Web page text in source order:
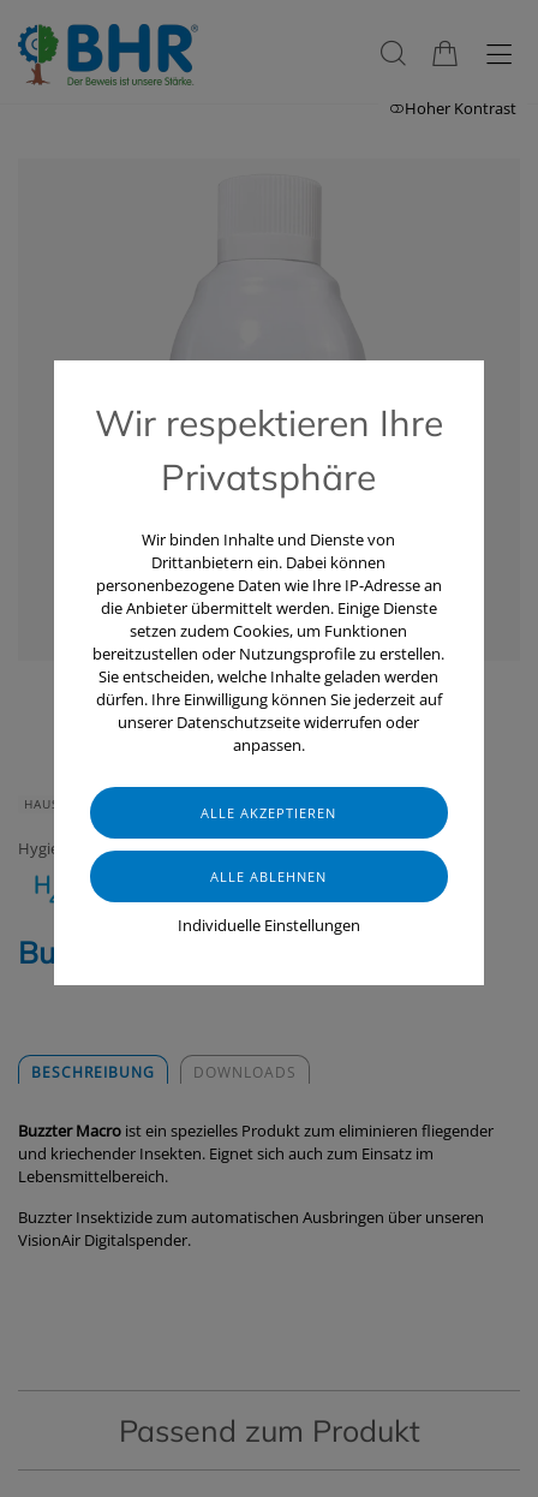
Hoher Kontrast
HAUS & HEIM
Hygiene 4 U
Buzzter Macro - Insektizide
BESCHREIBUNG DOWNLOADS
Buzzter Macro ist ein spezielles Produkt zum eliminieren fliegender
und kriechender Insekten. Eignet sich auch zum Einsatz im
Lebensmittelbereich.
Buzzter Insektizide zum automatischen Ausbringen über unseren
VisionAir Digitalspender.
Passend zum Produkt
Wir respektieren Ihre
Privatsphäre
Wir binden Inhalte und Dienste von
Drittanbietern ein. Dabei können
personenbezogene Daten wie Ihre IP-Adresse an
die Anbieter übermittelt werden. Einige Dienste
setzen zudem Cookies, um Funktionen
bereitzustellen oder Nutzungsprofile zu erstellen.
Sie entscheiden, welche Inhalte geladen werden
dürfen. Ihre Einwilligung können Sie jederzeit auf
unserer Datenschutzseite widerrufen oder
anpassen.
Individuelle Einstellungen